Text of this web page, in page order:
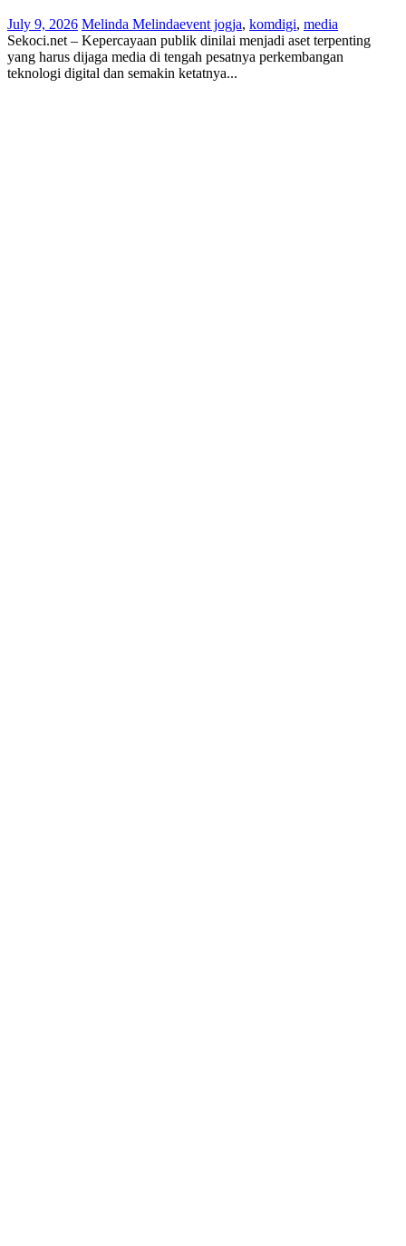
July 9, 2026 Melinda Melindaevent jogja, komdigi, media
Sekoci.net – Kepercayaan publik dinilai menjadi aset terpenting
yang harus dijaga media di tengah pesatnya perkembangan
teknologi digital dan semakin ketatnya...